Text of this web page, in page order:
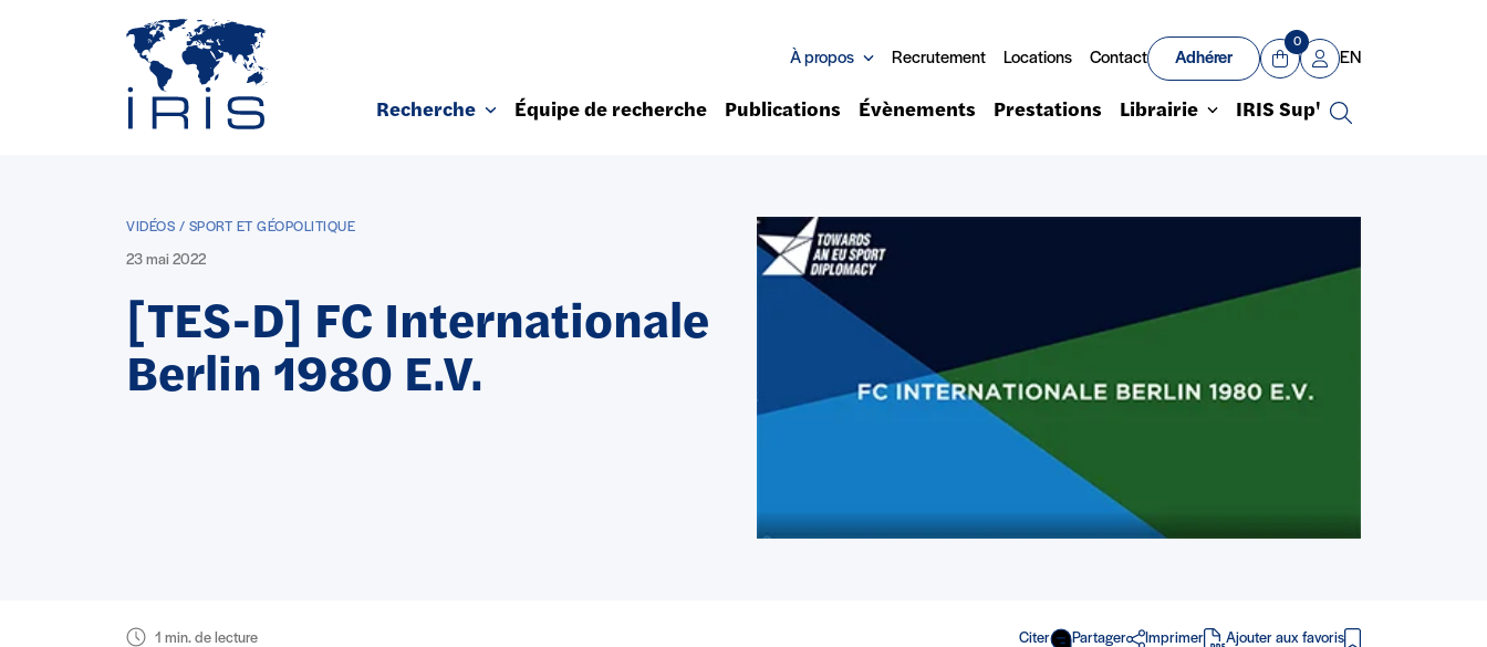
À propos Recrutement Locations Contact Adhérer
Panier
0
Mon compte
EN
Recherche Équipe de recherche Publications Évènements Prestations Librairie IRIS Sup'
Recherche
VIDÉOS / SPORT ET GÉOPOLITIQUE
23 mai 2022
[TES-D] FC Internationale
Berlin 1980 E.V.
1 min. de lecture Citer Partager Imprimer Ajouter aux favoris